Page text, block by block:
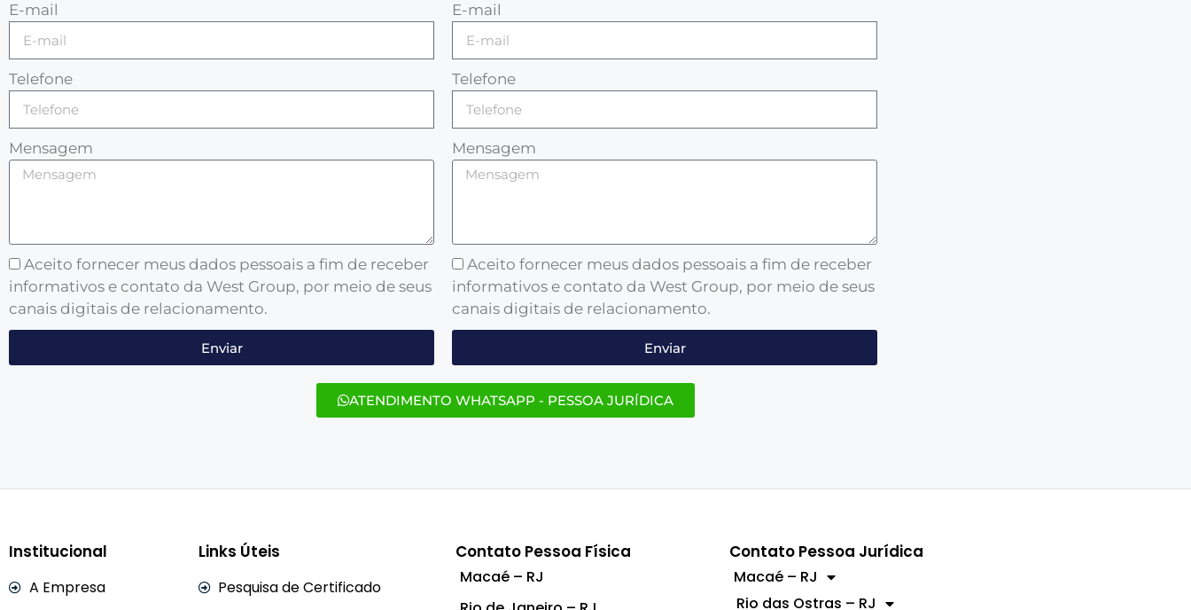
E-mail
Telefone
Mensagem
Aceito fornecer meus dados pessoais a fim de receber
informativos e contato da West Group, por meio de seus
canais digitais de relacionamento.
Enviar
E-mail
Telefone
Mensagem
Aceito fornecer meus dados pessoais a fim de receber
informativos e contato da West Group, por meio de seus
canais digitais de relacionamento.
Enviar
ATENDIMENTO WHATSAPP - PESSOA JURÍDICA
Institucional
A Empresa
Links Úteis
Pesquisa de Certificado
Contato Pessoa Física
Macaé – RJ
Contato Pessoa Jurídica
Macaé – RJ
Rio das Ostras – RJ